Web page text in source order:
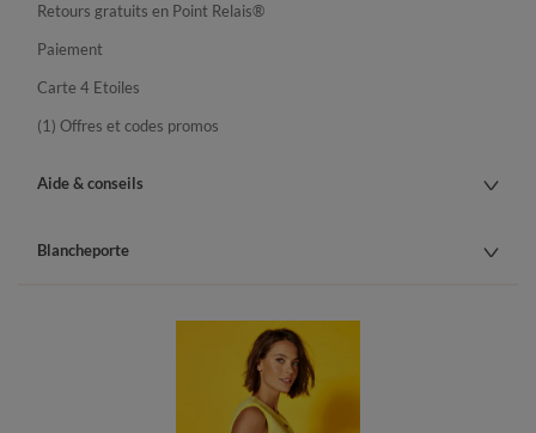
Retours gratuits en Point Relais®
Paiement
Carte 4 Etoiles
(1) Offres et codes promos
Aide & conseils
Blancheporte